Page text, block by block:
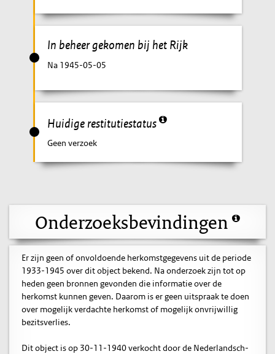
In beheer gekomen bij het Rijk
Na 1945-05-05
Huidige restitutiestatus
Geen verzoek
Onderzoeksbevindingen
Er zijn geen of onvoldoende herkomstgegevens uit de periode
1933-1945 over dit object bekend. Na onderzoek zijn tot op
heden geen bronnen gevonden die informatie over de
herkomst kunnen geven. Daarom is er geen uitspraak te doen
over mogelijk verdachte herkomst of mogelijk onvrijwillig
bezitsverlies.
Dit object is op 30-11-1940 verkocht door de Nederlandsch-